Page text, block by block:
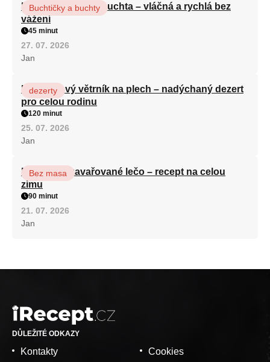
Hrnková maková buchta – vláčná a rychlá bez
vážení
Buchtičky a buchty
45 minut
27. 07. 2026
Jan
Karamelový větrník na plech – nadýchaný dezert
pro celou rodinu
dezerty
120 minut
25. 07. 2026
Jan
Babiččino zavařované lečo – recept na celou
zimu
Bez masa
90 minut
21. 07. 2026
Jan
DŮLEŽITÉ ODKAZY
Kontakty
Cookies